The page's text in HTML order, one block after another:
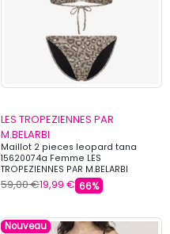
LES TROPEZIENNES PAR
M.BELARBI
Maillot 2 pieces leopard tana
15620074a Femme LES
TROPEZIENNES PAR M.BELARBI
59,00 €19,99 € 66%
Nouveau